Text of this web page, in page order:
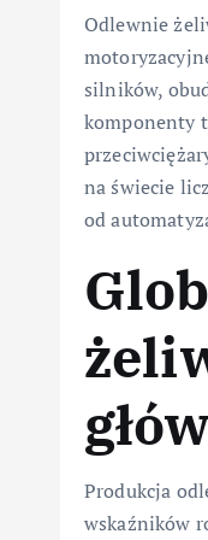
Odlewnie
silników,
komponenty
na świecie
od
Produkcja
wskaźników